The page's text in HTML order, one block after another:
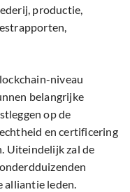
productie,
niveau
belangrijke
op de
en certificering
Uiteindelijk zal de
alliantie leden.